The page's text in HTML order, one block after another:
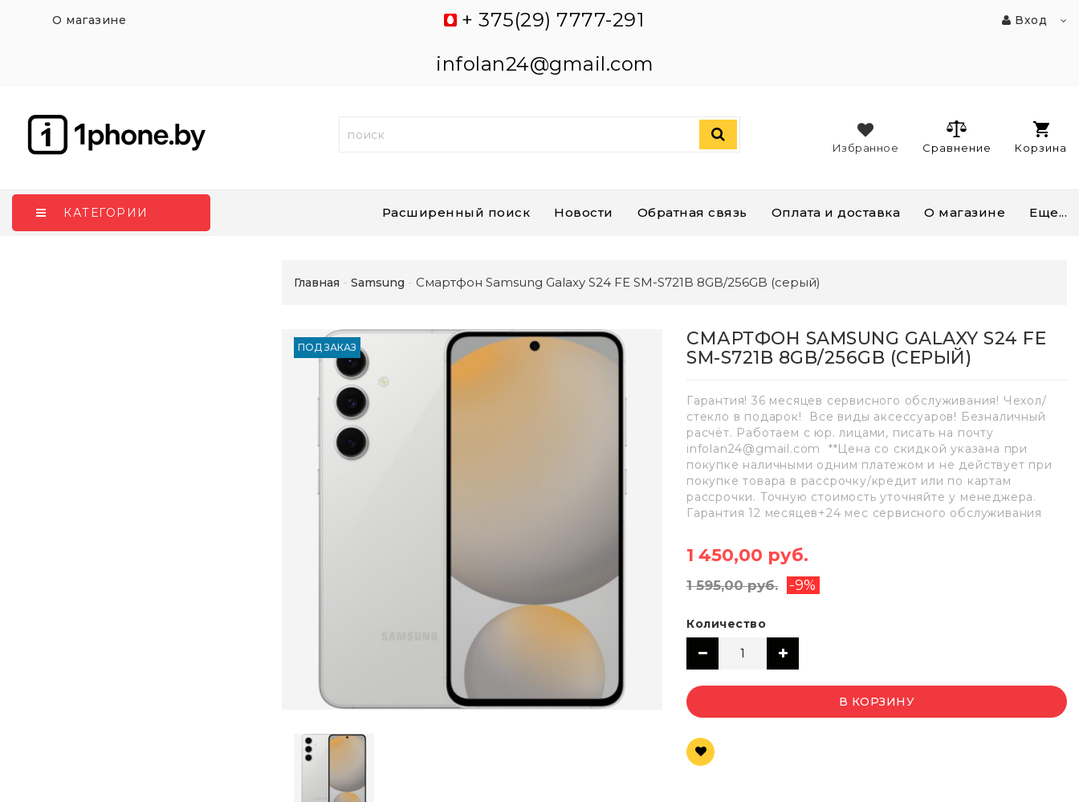
О магазине
+ 375(29) 7777-291
infolan24@gmail.com
Вход
Корзина
Сравнение
Избранное
КАТЕГОРИИ Расширенный поиск Новости Обратная связь Оплата и доставка О магазине Еще...
Главная Samsung Смартфон Samsung Galaxy S24 FE SM-S721B 8GB/256GB (серый)
ПОД ЗАКАЗ
СМАРТФОН SAMSUNG GALAXY S24 FE
SM-S721B 8GB/256GB (СЕРЫЙ)
Гарантия! 36 месяцев сервисного обслуживания! Чехол/
стекло в подарок! Все виды аксессуаров! Безналичный
расчёт. Работаем с юр. лицами, писать на почту
infolan24@gmail.com **Цена со скидкой указана при
покупке наличными одним платежом и не действует при
покупке товара в рассрочку/кредит или по картам
рассрочки. Точную стоимость уточняйте у менеджера.
Гарантия 12 месяцев+24 мес сервисного обслуживания
1 450,00 руб.
1 595,00 руб. -9%
Количество
В КОРЗИНУ